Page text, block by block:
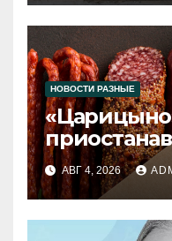
НОВОСТИ РАЗНЫЕ
продукции
АВГ 4, 2026